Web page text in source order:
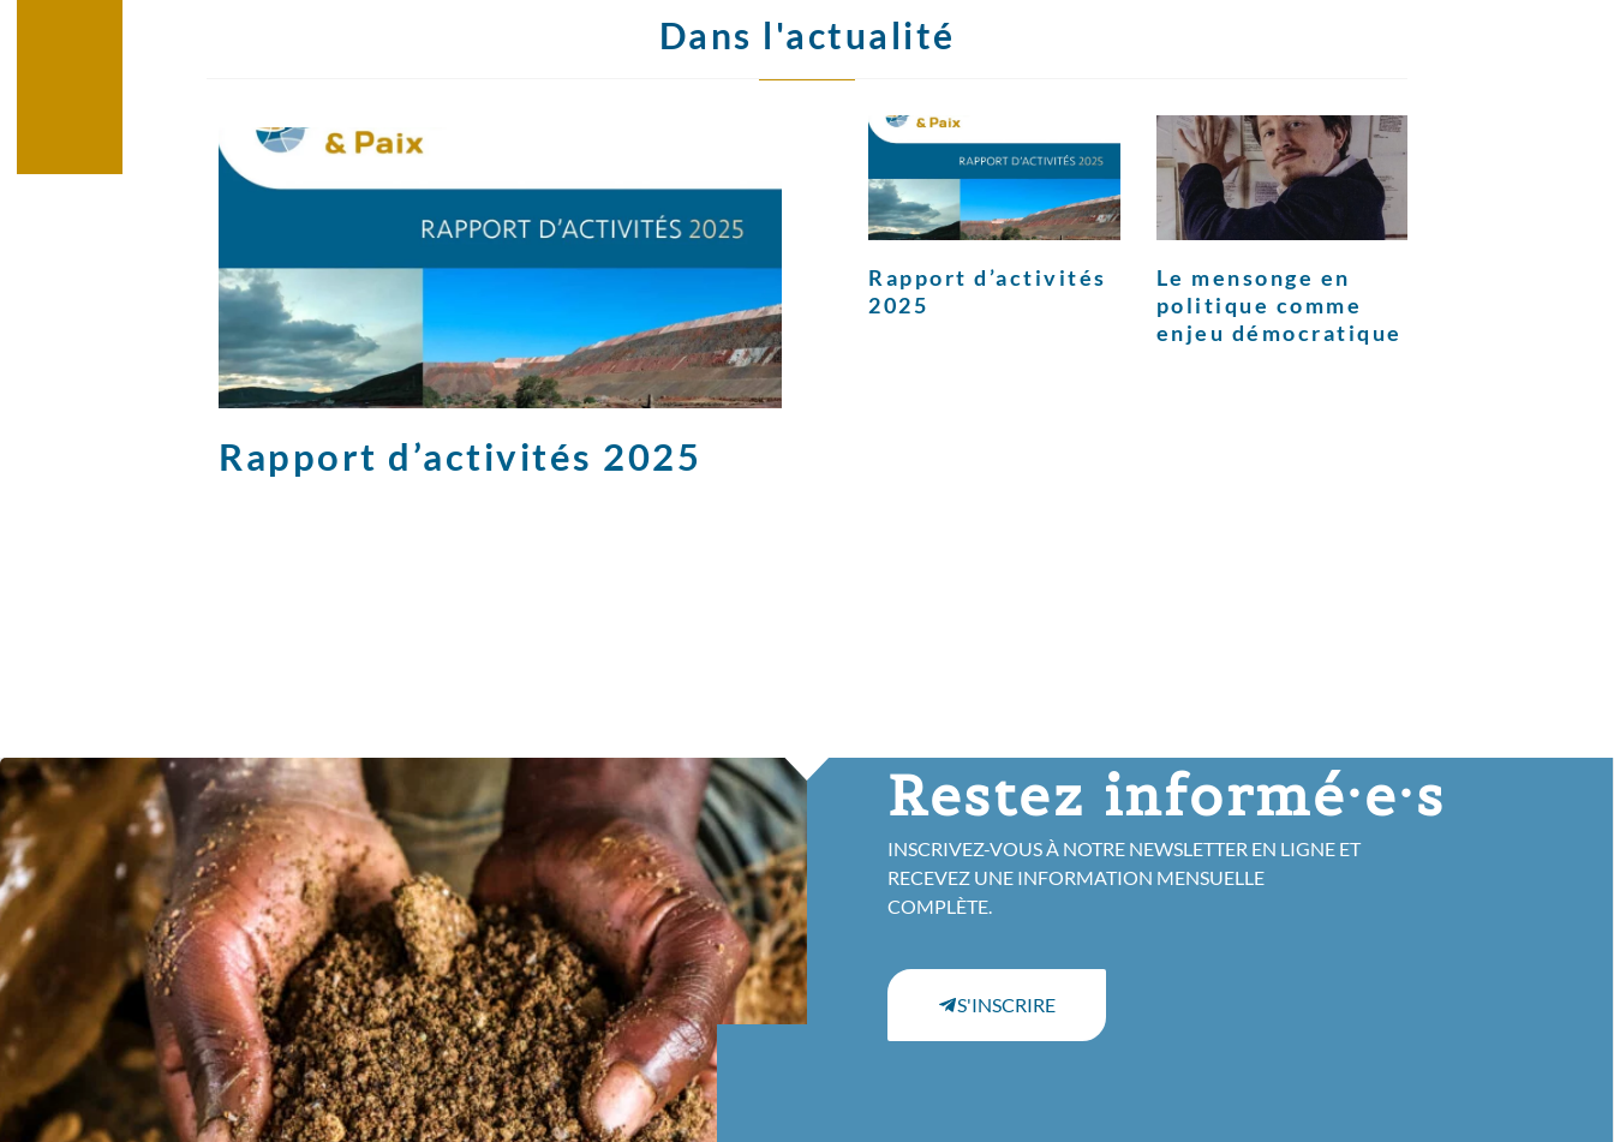
Dans l'actualité
Rapport d’activités 2025
Rapport d’activités
2025
Le mensonge en
politique comme
enjeu démocratique
Restez informé·e·s
INSCRIVEZ-VOUS À NOTRE NEWSLETTER EN LIGNE ET
RECEVEZ UNE INFORMATION MENSUELLE
COMPLÈTE.
S'INSCRIRE